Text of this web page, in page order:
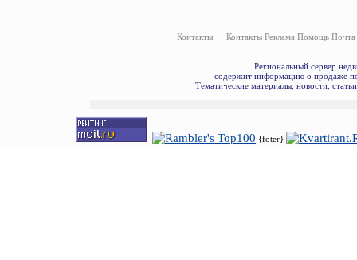
Контакты: Контакты Реклама Помощь Почта
Региональный сервер
содержит информацию о продаже
Тематические материалы, новости,
{foter}